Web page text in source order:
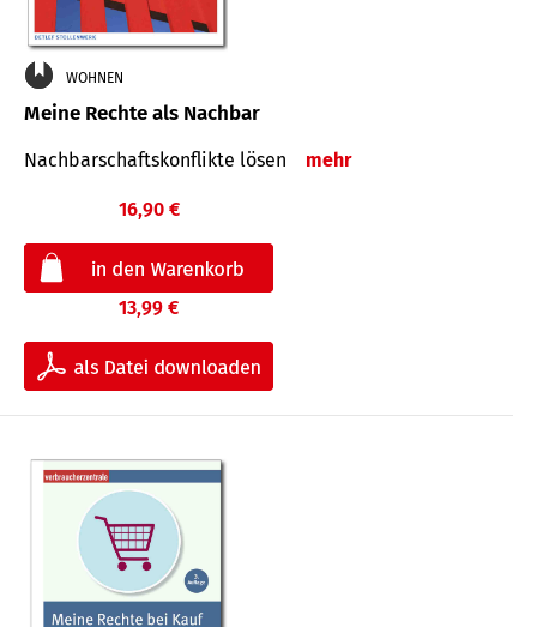
WOHNEN
Meine Rechte als Nachbar
Nach­bar­schafts­konflikte lösen mehr
16,90 €
13,99 €